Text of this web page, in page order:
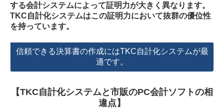
する会計システムによって証明力が大きく異なります。
TKC自計化システムはこの証明力において抜群の優位性
を持っています。
信頼できる決算書の作成にはTKC自計化システムが最
適です。
【TKC自計化システムと市販のPC会計ソフトの相
違点】